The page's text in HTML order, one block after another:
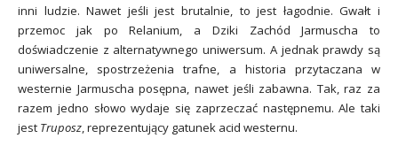
inni ludzie. Nawet jeśli jest brutalnie, to jest łagodnie. Gwałt i
przemoc jak po Relanium, a Dziki Zachód Jarmuscha to
doświadczenie z alternatywnego uniwersum. A jednak prawdy są
uniwersalne, spostrzeżenia trafne, a historia przytaczana w
westernie Jarmuscha posępna, nawet jeśli zabawna. Tak, raz za
razem jedno słowo wydaje się zaprzeczać następnemu. Ale taki
jest Truposz, reprezentujący gatunek acid westernu.